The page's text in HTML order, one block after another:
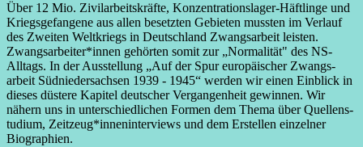
Über 12 Mio. Zivil­arbeits­kräfte, Konzentrations­lager-Häftlinge und
Kriegs­gefangene aus allen besetzten Gebieten mussten im Verlauf
des Zweiten Welt­kriegs in Deutschland Zwangs­arbeit leisten.
Zwangs­arbeiter*innen gehörten somit zur „Normalität" des NS-
Alltags. In der Ausstellung „Auf der Spur europäischer Zwangs­
arbeit Süd­nieder­sachsen 1939 - 1945“ werden wir einen Einblick in
dieses düstere Kapitel deutscher Vergangen­heit gewinnen. Wir
nähern uns in unter­schied­lichen Formen dem Thema über Quellens­
tudium, Zeit­zeug*innen­interviews und dem Erstellen einzelner
Biographien.